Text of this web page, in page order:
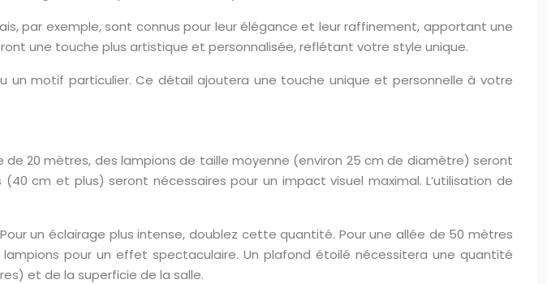
par exemple, sont connus pour leur élégance et leur raffinement, apportant une
une touche plus artistique et personnalisée, reflétant votre style unique.
motif particulier. Ce détail ajoutera une touche unique et personnelle à votre
20 mètres, des lampions de taille moyenne (environ 25 cm de diamètre) seront
cm et plus) seront nécessaires pour un impact visuel maximal. L’utilisation de
un éclairage plus intense, doublez cette quantité. Pour une allée de 50 mètres
pour un effet spectaculaire. Un plafond étoilé nécessitera une quantité
et de la superficie de la salle.